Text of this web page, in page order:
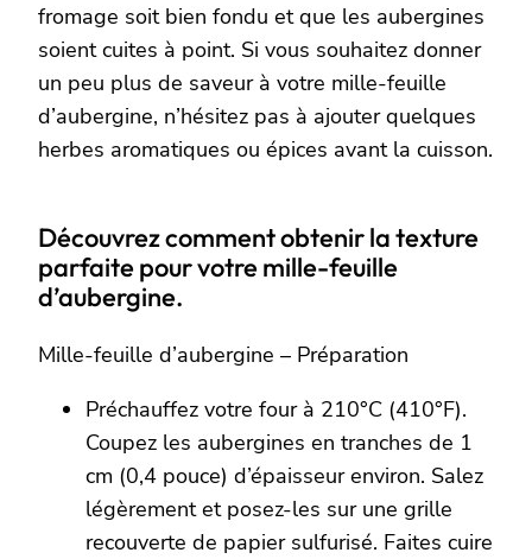
fromage soit bien fondu et que les aubergines
soient cuites à point. Si vous souhaitez donner
un peu plus de saveur à votre mille-feuille
d’aubergine, n’hésitez pas à ajouter quelques
herbes aromatiques ou épices avant la cuisson.
Découvrez comment obtenir la texture
parfaite pour votre mille-feuille
d’aubergine.
Mille-feuille d’aubergine – Préparation
Préchauffez votre four à 210°C (410°F).
Coupez les aubergines en tranches de 1
cm (0,4 pouce) d’épaisseur environ. Salez
légèrement et posez-les sur une grille
recouverte de papier sulfurisé. Faites cuire